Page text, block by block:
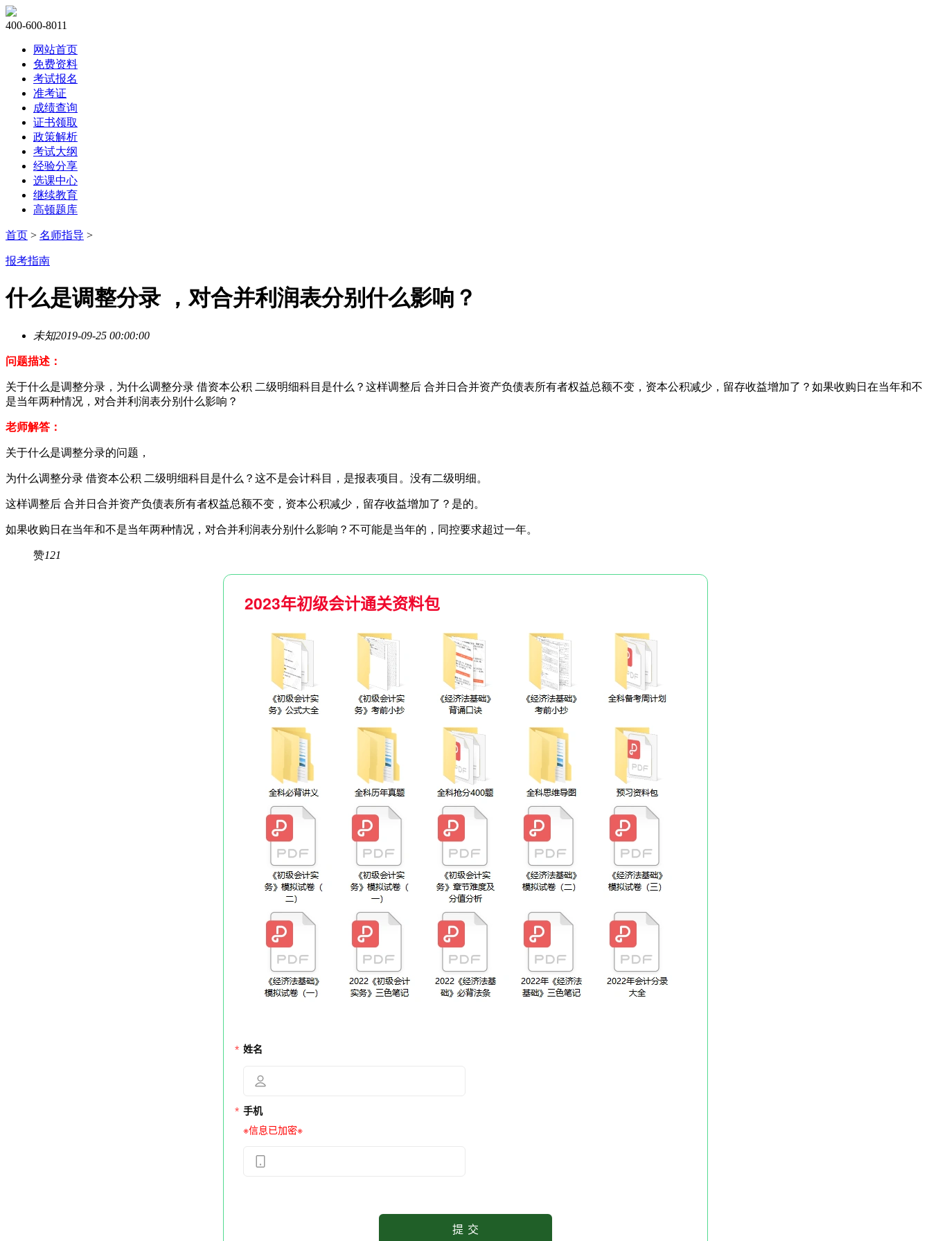
400-600-8011
网站首页
免费资料
考试报名
准考证
成绩查询
证书领取
政策解析
考试大纲
经验分享
选课中心
继续教育
高顿题库
首页 > 名师指导 >
报考指南
什么是调整分录 ，对合并利润表分别什么影响？
未知2019-09-25 00:00:00
问题描述：
关于什么是调整分录，为什么调整分录 借资本公积 二级明细科目是什么？这样调整后 合并日合并资产负债表所有者权益总额不变，资本公积减少，留存收益增加了？如果收购日在当年和不
是当年两种情况，对合并利润表分别什么影响？
老师解答：
关于什么是调整分录的问题，
为什么调整分录 借资本公积 二级明细科目是什么？这不是会计科目，是报表项目。没有二级明细。
这样调整后 合并日合并资产负债表所有者权益总额不变，资本公积减少，留存收益增加了？是的。
如果收购日在当年和不是当年两种情况，对合并利润表分别什么影响？不可能是当年的，同控要求超过一年。
赞121